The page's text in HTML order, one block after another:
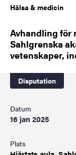
Hälsa & medicin
Avhandling för
Sahlgrenska
vetenskaper,
Disputation
Datum
16 jan 2025
Plats